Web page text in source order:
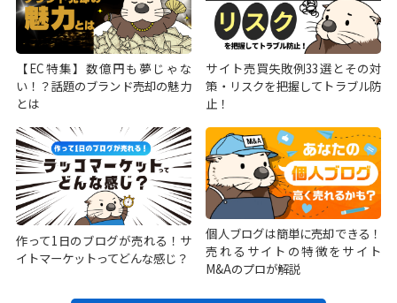
【EC特集】数億円も夢じゃな
い！？話題のブランド売却の魅力
とは
サイト売買失敗例33選とその対
策・リスクを把握してトラブル防
止！
作って1日のブログが売れる！サ
イトマーケットってどんな感じ？
個人ブログは簡単に売却できる！
売れるサイトの特徴をサイト
M&Aのプロが解説